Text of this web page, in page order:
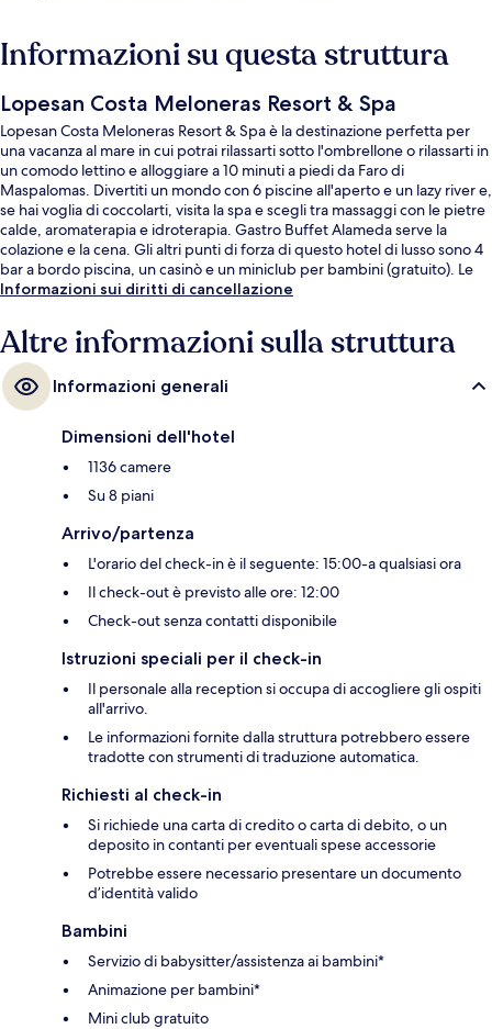
Informazioni su questa struttura
Lopesan Costa Meloneras Resort & Spa
Lopesan Costa Meloneras Resort & Spa è la destinazione perfetta per
una vacanza al mare in cui potrai rilassarti sotto l'ombrellone o rilassarti in
un comodo lettino e alloggiare a 10 minuti a piedi da Faro di
Maspalomas. Divertiti un mondo con 6 piscine all'aperto e un lazy river e,
se hai voglia di coccolarti, visita la spa e scegli tra massaggi con le pietre
calde, aromaterapia e idroterapia. Gastro Buffet Alameda serve la
colazione e la cena. Gli altri punti di forza di questo hotel di lusso sono 4
bar a bordo piscina, un casinò e un miniclub per bambini (gratuito). Le
recensioni dei viaggiatori menzionano la piscina e il personale gentile.
Informazioni sui diritti di cancellazione
Altre informazioni sulla struttura
Informazioni generali
Dimensioni dell'hotel
1136 camere
Su 8 piani
Arrivo/partenza
L'orario del check-in è il seguente: 15:00-a qualsiasi ora
Il check-out è previsto alle ore: 12:00
Check-out senza contatti disponibile
Istruzioni speciali per il check-in
Il personale alla reception si occupa di accogliere gli ospiti
all'arrivo.
Le informazioni fornite dalla struttura potrebbero essere
tradotte con strumenti di traduzione automatica.
Richiesti al check-in
Si richiede una carta di credito o carta di debito, o un
deposito in contanti per eventuali spese accessorie
Potrebbe essere necessario presentare un documento
d’identità valido
Bambini
Servizio di babysitter/assistenza ai bambini*
Animazione per bambini*
Mini club gratuito